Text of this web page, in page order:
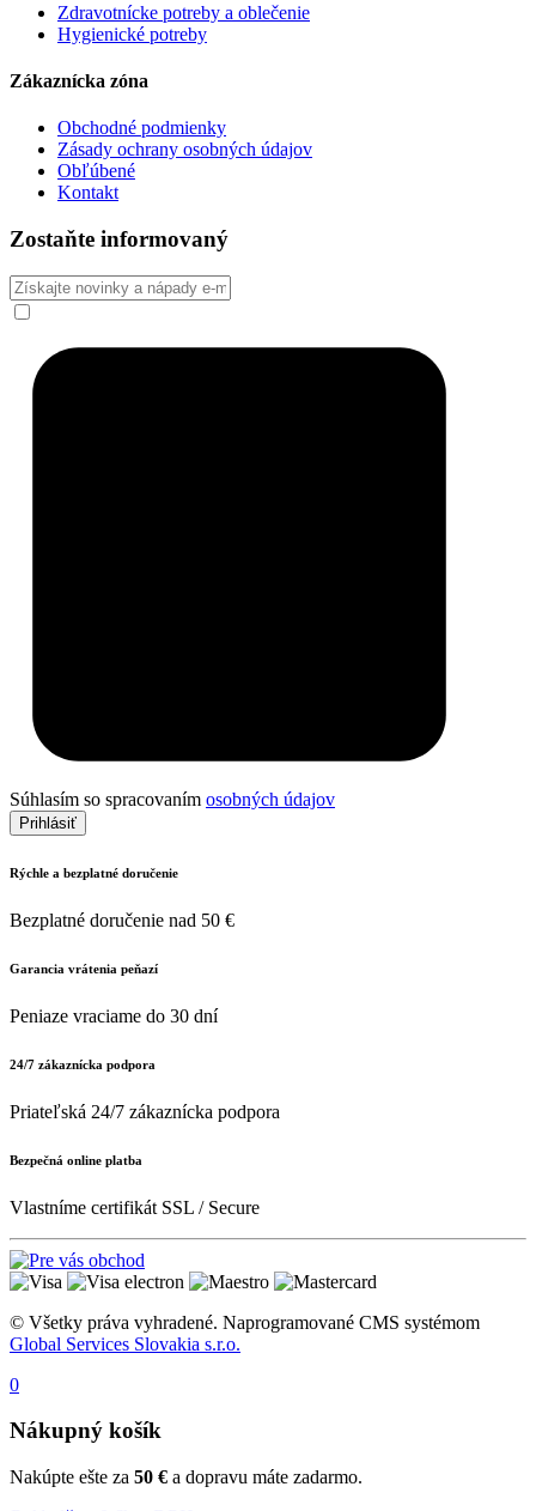
Zdravotnícke potreby a oblečenie
Hygienické potreby
Zákaznícka zóna
Obchodné podmienky
Zásady ochrany osobných údajov
Obľúbené
Kontakt
Zostaňte informovaný
Súhlasím so spracovaním osobných údajov
Prihlásiť
Rýchle a bezplatné doručenie
Bezplatné doručenie nad 50 €
Garancia vrátenia peňazí
Peniaze vraciame do 30 dní
24/7 zákaznícka podpora
Priateľská 24/7 zákaznícka podpora
Bezpečná online platba
Vlastníme certifikát SSL / Secure
© Všetky práva vyhradené. Naprogramované CMS systémom
Global Services Slovakia s.r.o.
0
Nákupný košík
Nakúpte ešte za 50 € a dopravu máte zadarmo.